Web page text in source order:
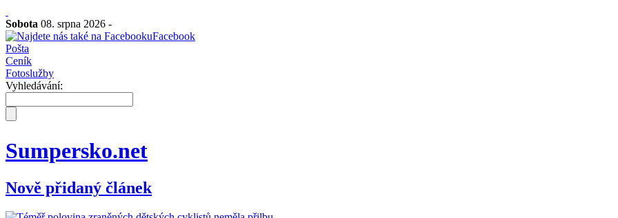
Sobota 08. srpna 2026 -
Facebook
Pošta
Ceník
Fotoslužby
Vyhledávání:
Sumpersko.net
Nově přidaný článek